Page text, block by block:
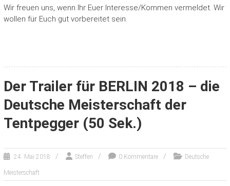
Wir freuen uns, wenn Ihr Euer Interesse/Kommen vermeldet. Wir
wollen für Euch gut vorbereitet sein.
Der Trailer für BERLIN 2018 – die
Deutsche Meisterschaft der
Tentpegger (50 Sek.)
24. Mai 2018 Steffen 0 Kommentare Deutsche
Meisterschaft